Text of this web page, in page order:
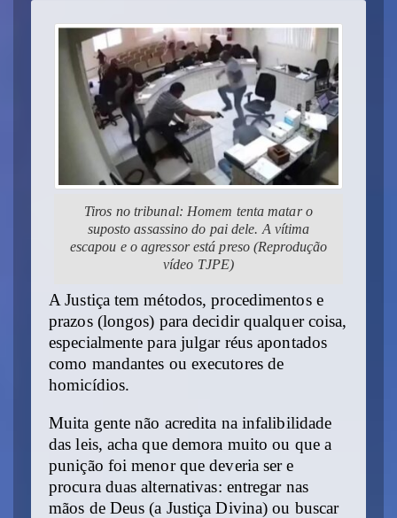
Tiros no tribunal: Homem tenta matar o
suposto assassino do pai dele. A vítima
escapou e o agressor está preso (Reprodução
vídeo TJPE)
A Justiça tem métodos, procedimentos e
prazos (longos) para decidir qualquer coisa,
especialmente para julgar réus apontados
como mandantes ou executores de
homicídios.
Muita gente não acredita na infalibilidade
das leis, acha que demora muito ou que a
punição foi menor que deveria ser e
procura duas alternativas: entregar nas
mãos de Deus (a Justiça Divina) ou buscar